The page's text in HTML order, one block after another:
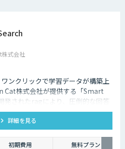
式会社
ンクリックで学習データが構築上
Cat株式会社が提供する「Smart
発されたragにより、圧倒的な回答
です。また回答精度が悪い時は管
ューニングができる、簡単でかつ
詳細を見る
初期費用
無料プラン